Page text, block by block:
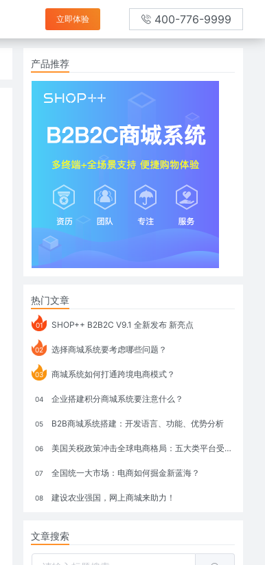
立即体验 400-776-9999
产品推荐
热门文章
01 SHOP++ B2B2C V9.1 全新发布 新亮点
02 选择商城系统要考虑哪些问题？
03 商城系统如何打通跨境电商模式？
04 企业搭建积分商城系统要注意什么？
05 B2B商城系统搭建：开发语言、功能、优势分析
06 美国关税政策冲击全球电商格局：五大类平台受重创，转型与自救成关键
07 全国统一大市场：电商如何掘金新蓝海？
08 建设农业强国，网上商城来助力！
文章搜索